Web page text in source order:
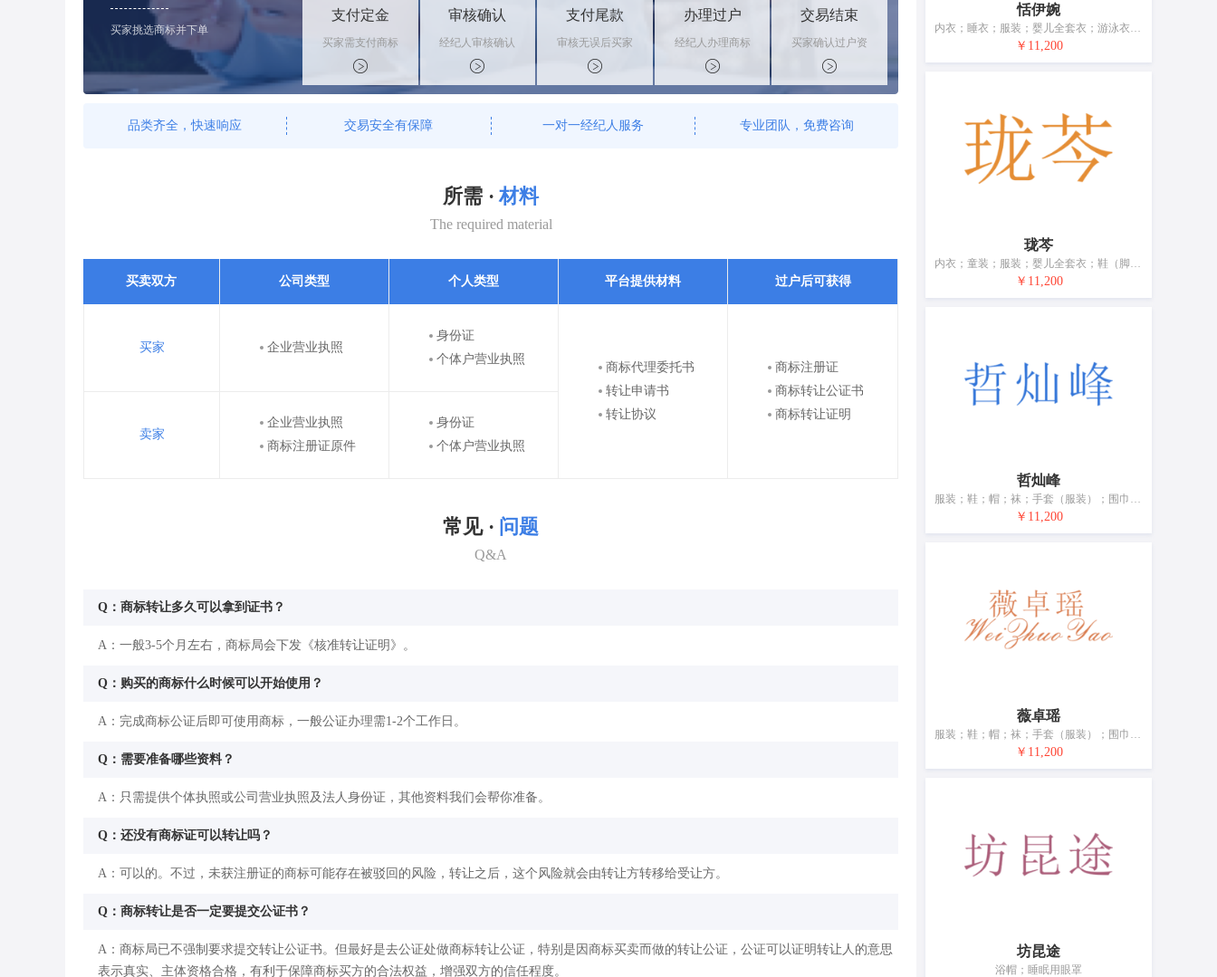
买家挑选商标并下单
支付定金
买家需支付商标
标价的100%的
购买订金
审核确认
经纪人审核确认
商标状态
支付尾款
审核无误后买家
支付尾款，卖家
办理相关手续
办理过户
经纪人办理商标
转让手续，交付
相关证书
交易结束
买家确认过户资
料后，平台解冻
资金支付卖家
品类齐全，快速响应 交易安全有保障 一对一经纪人服务 专业团队，免费咨询
所需 · 材料
The required material
买卖双方 公司类型 个人类型 平台提供材料 过户后可获得
买家 企业营业执照
身份证
个体户营业执照
商标代理委托书
转让申请书
转让协议
商标注册证
商标转让公证书
商标转让证明
卖家
企业营业执照
商标注册证原件
身份证
个体户营业执照
常见 · 问题
Q&A
Q：商标转让多久可以拿到证书？
A：一般3-5个月左右，商标局会下发《核准转让证明》。
Q：购买的商标什么时候可以开始使用？
A：完成商标公证后即可使用商标，一般公证办理需1-2个工作日。
Q：需要准备哪些资料？
A：只需提供个体执照或公司营业执照及法人身份证，其他资料我们会帮你准备。
Q：还没有商标证可以转让吗？
A：可以的。不过，未获注册证的商标可能存在被驳回的风险，转让之后，这个风险就会由转让方转移给受让方。
Q：商标转让是否一定要提交公证书？
A：商标局已不强制要求提交转让公证书。但最好是去公证处做商标转让公证，特别是因商标买卖而做的转让公证，公证可以证明转让人的意思
表示真实、主体资格合格，有利于保障商标买方的合法权益，增强双方的信任程度。
恬伊婉
内衣；睡衣；服装；婴儿全套衣；游泳衣；鞋（脚上的穿着物）；袜；手套（服装）；围巾；皮带（服饰用）
￥11,200
珑芩
内衣；童装；服装；婴儿全套衣；鞋（脚上的穿着物）；帽；袜；手套（服装）；围巾；皮带（服饰用）
￥11,200
哲灿峰
服装；鞋；帽；袜；手套（服装）；围巾；腰带；婚纱；浴帽；睡眠用眼罩
￥11,200
薇卓瑶
服装；鞋；帽；袜；手套（服装）；围巾；腰带；婚纱；浴帽；睡眠用眼罩
￥11,200
坊昆途
浴帽；睡眠用眼罩